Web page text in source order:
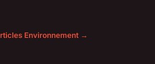
Environnement →